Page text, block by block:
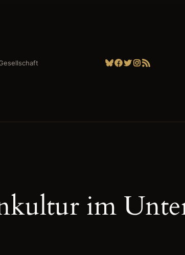
Bluesky
Facebook
Twitter
RSS-Feed
im